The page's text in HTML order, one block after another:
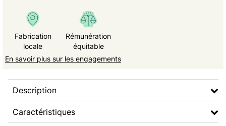
Fabrication
locale
Rémunération
équitable
En savoir plus sur les engagements
Description
Caractéristiques